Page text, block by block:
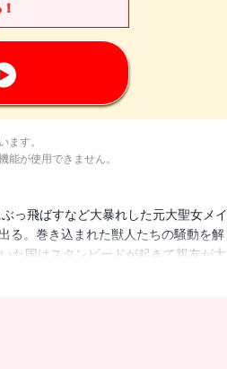
ます。
が使用できません。
っ飛ばすなど大暴れした元大聖女メイ
る。巻き込まれた獣人たちの騒動を解
た国はスタンピードが起きて親友が大
や魔法で敵を粉砕!? 猫を被っていた